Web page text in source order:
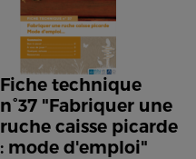
Fiche technique
n°37 "Fabriquer une
ruche caisse picarde
: mode d'emploi"